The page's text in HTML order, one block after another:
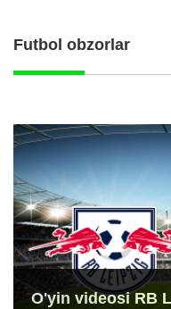
Futbol obzorlar
O'yin videosi RB